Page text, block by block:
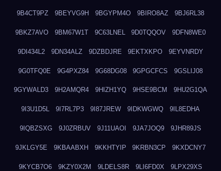
9B4CT9PZ 9BEYVG9H 9BGYPM4O 9BIRO8AZ 9BJ6RL38
9BKZ7AVO 9BM67W1T 9C63LNEL 9D0TQQOV 9DFN8WE0
9DI434L2 9DN34ALZ 9DZBDJRE 9EKTXKPO 9EYVNRDY
9G0TFQ0E 9G4PXZ84 9G68DG08 9GPGCFCS 9GSLIJ08
9GYWALD3 9H2AMQR4 9HIZH1YQ 9HSE9BCM 9HU2G1QA
9I3U1D5L 9I7RL7P3 9I87JREW 9IDKWGWQ 9IL8EDHA
9IQBZSXG 9J0ZRBUV 9J11UAOI 9JA7JOQ9 9JHR89JS
9JKLGY5E 9KBAABXH 9KKHTYIP 9KRBN3CP 9KXDCNY7
9KYCB7O6 9KZY0X2M 9LDELS8R 9LI6FD0X 9LPX29XS